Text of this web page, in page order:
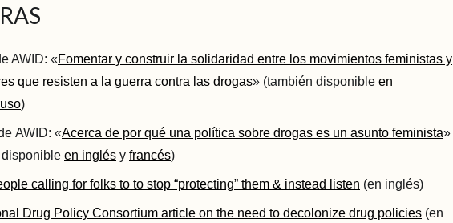
AWID: «Fomentar y construir la solidaridad entre los movimientos feministas y
que resisten a la guerra contra las drogas» (también disponible en
)
AWID: «Acerca de por qué una política sobre drogas es un asunto feminista»
en inglés y francés)
calling for folks to to stop “protecting” them & instead listen (en inglés)
Drug Policy Consortium article on the need to decolonize drug policies (en